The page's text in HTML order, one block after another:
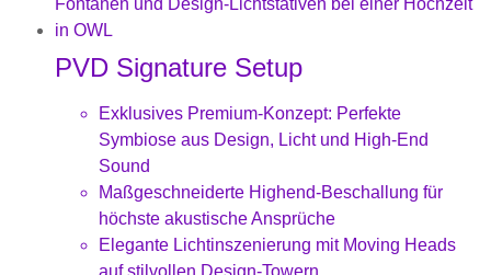
PVD Signature Setup
Exklusives Premium-Konzept: Perfekte
Symbiose aus Design, Licht und High-End
Sound
Maßgeschneiderte Highend-Beschallung für
höchste akustische Ansprüche
Elegante Lichtinszenierung mit Moving Heads
auf stilvollen Design-Towern